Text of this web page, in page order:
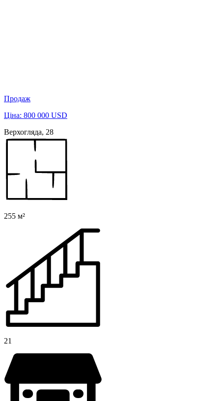
Продаж
Ціна: 800 000 USD
Верхогляда, 28
255 м²
21